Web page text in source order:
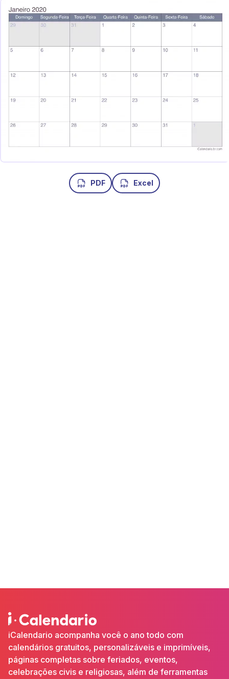
PDF Excel
iCalendario acompanha você o ano todo com
calendários gratuitos, personalizáveis e imprimíveis,
páginas completas sobre feriados, eventos,
celebrações civis e religiosas, além de ferramentas